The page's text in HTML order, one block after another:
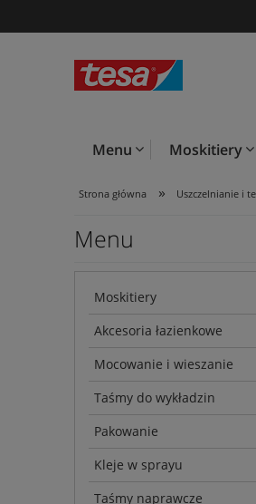
Menu Moskitiery
Strona główna » Uszczelnianie i
Menu
Moskitiery
Akcesoria łazienkowe
Mocowanie i wieszanie
Taśmy do wykładzin
Pakowanie
Kleje w sprayu
Taśmy naprawcze